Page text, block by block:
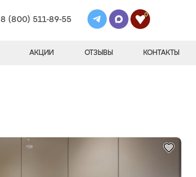
8 (800) 511-89-55
0
АКЦИИ ОТЗЫВЫ КОНТАКТЫ